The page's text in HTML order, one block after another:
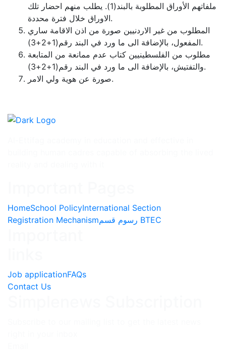
ملفاتهم الأوراق المطلوبة بالبند(1). يطلب منهم احضار تلك
الاوراق خلال فترة محددة.
المطلوب من غير الاردنيين صورة من اذن الاقامة ساري
المفعول، بالإضافة الى ما ورد في البند رقم(1+2+3).
مطلوب من الفلسطينيين كتاب عدم ممانعة من المتابعة
والتفتيش، بالإضافة الى ما ورد في البند رقم(1+2+3).
صورة عن هوية ولي الامر.
HomeSchool PolicyInternational Section
Registration Mechanism
رسوم قسم BTEC
Job applicationFAQs
Contact Us